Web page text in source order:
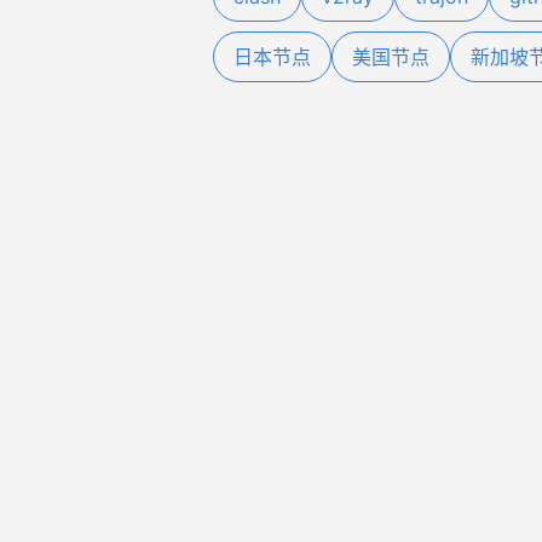
日本节点 美国节点 新加坡